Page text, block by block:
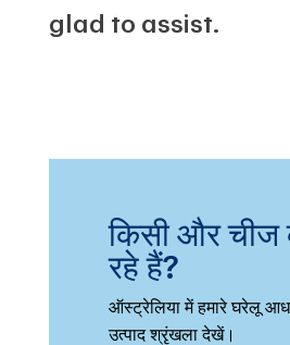
glad to assist.
किसी और चीज
रहे हैं?
ऑस्ट्रेलिया में हमारे घरेलू
उत्पाद श्रृंखला देखें।